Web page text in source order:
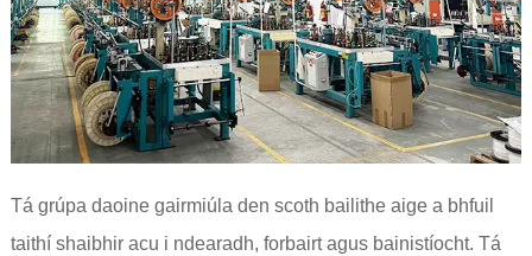
Tá grúpa daoine gairmiúla den scoth bailithe aige a bhfuil
taithí shaibhir acu i ndearadh, forbairt agus bainistíocht. Tá